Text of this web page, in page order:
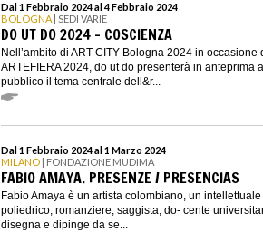
Dal 1 Febbraio 2024 al 4 Febbraio 2024
BOLOGNA | SEDI VARIE
DO UT DO 2024 - COSCIENZA
Nell’ambito di ART CITY Bologna 2024 in occasione
ARTEFIERA 2024, do ut do presenterà in anteprima
pubblico il tema centrale dell&r...
Dal 1 Febbraio 2024 al 1 Marzo 2024
MILANO | FONDAZIONE MUDIMA
FABIO AMAYA. PRESENZE / PRESENCIAS
Fabio Amaya è un artista colombiano, un intellettuale
poliedrico, romanziere, saggista, do- cente
disegna e dipinge da se...